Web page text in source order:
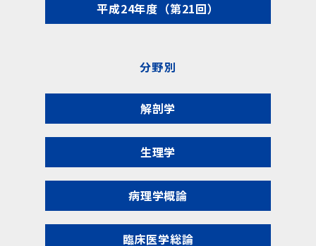
平成24年度（第21回）
分野別
解剖学
生理学
病理学概論
臨床医学総論